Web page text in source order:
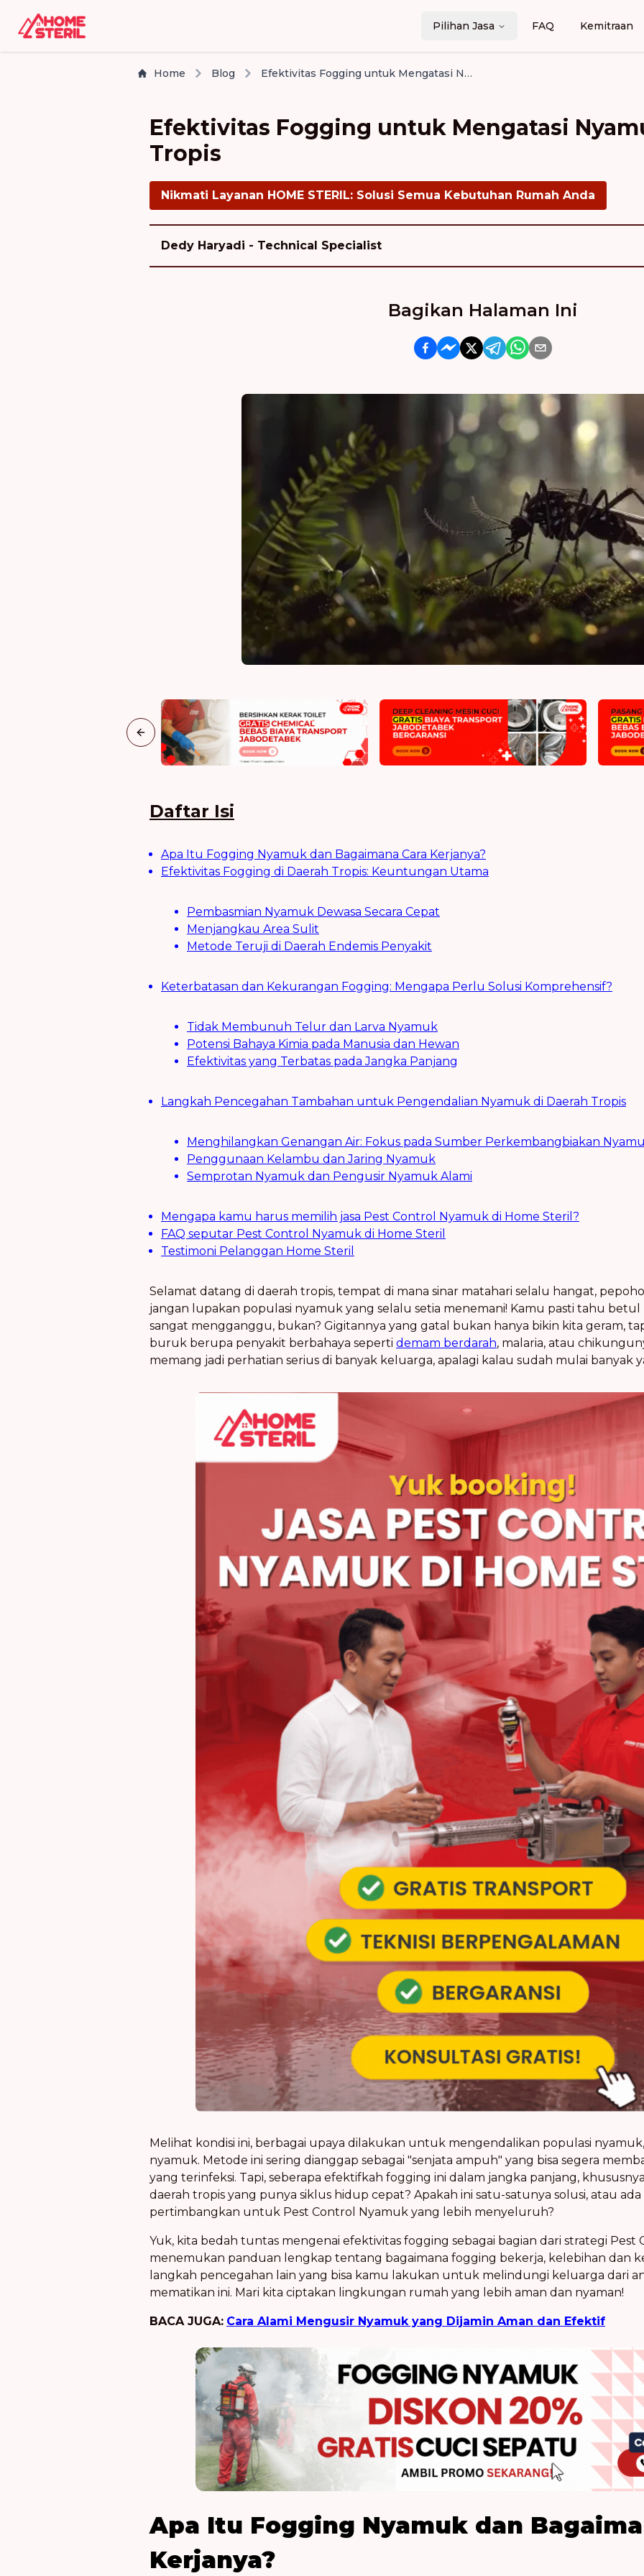
Pilihan Jasa FAQ Kemitraan
Home Blog Efektivitas Fogging untuk Mengatasi Nyamuk di Daerah Tropis
Efektivitas Fogging untuk Mengatasi
Tropis
Nikmati Layanan HOME STERIL: Solusi Semua Kebutuhan Rumah Anda
Dedy Haryadi - Technical Specialist
Bagikan Halaman Ini
Previous slide
Daftar Isi
Apa Itu Fogging Nyamuk dan Bagaimana Cara Kerjanya?
Efektivitas Fogging di Daerah Tropis: Keuntungan Utama
Pembasmian Nyamuk Dewasa Secara Cepat
Menjangkau Area Sulit
Metode Teruji di Daerah Endemis Penyakit
Keterbatasan dan Kekurangan Fogging: Mengapa Perlu Solusi Komprehensif?
Tidak Membunuh Telur dan Larva Nyamuk
Potensi Bahaya Kimia pada Manusia dan Hewan
Efektivitas yang Terbatas pada Jangka Panjang
Langkah Pencegahan Tambahan untuk Pengendalian Nyamuk di Daerah Tropis
Menghilangkan Genangan Air: Fokus pada Sumber Perkembangbiakan
Penggunaan Kelambu dan Jaring Nyamuk
Semprotan Nyamuk dan Pengusir Nyamuk Alami
Mengapa kamu harus memilih jasa Pest Control Nyamuk di Home Steril?
FAQ seputar Pest Control Nyamuk di Home Steril
Testimoni Pelanggan Home Steril
Selamat datang di daerah tropis, tempat di mana sinar matahari selalu hangat,
jangan lupakan populasi nyamuk yang selalu setia menemani! Kamu pasti tahu betul
sangat mengganggu, bukan? Gigitannya yang gatal bukan hanya bikin kita geram,
buruk berupa penyakit berbahaya seperti demam berdarah, malaria, atau
memang jadi perhatian serius di banyak keluarga, apalagi kalau sudah mulai banyak
Melihat kondisi ini, berbagai upaya dilakukan untuk mengendalikan populasi nyamuk
nyamuk. Metode ini sering dianggap sebagai "senjata ampuh" yang bisa segera
yang terinfeksi. Tapi, seberapa efektifkah fogging ini dalam jangka panjang,
daerah tropis yang punya siklus hidup cepat? Apakah ini satu-satunya solusi, atau
pertimbangkan untuk Pest Control Nyamuk yang lebih menyeluruh?
Yuk, kita bedah tuntas mengenai efektivitas fogging sebagai bagian dari strategi Pest
menemukan panduan lengkap tentang bagaimana fogging bekerja, kelebihan dan
langkah pencegahan lain yang bisa kamu lakukan untuk melindungi keluarga dari
mematikan ini. Mari kita ciptakan lingkungan rumah yang lebih aman dan nyaman!
BACA JUGA: Cara Alami Mengusir Nyamuk yang Dijamin Aman dan Efektif
Apa Itu Fogging Nyamukdan
Kerjanya?